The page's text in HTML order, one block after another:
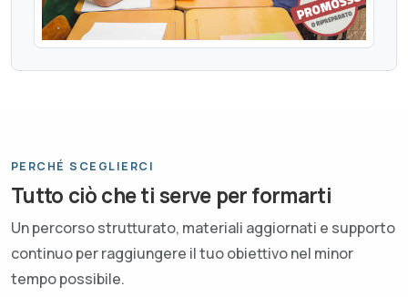
PERCHÉ SCEGLIERCI
Tutto ciò che ti serve per formarti
Un percorso strutturato, materiali aggiornati e supporto
continuo per raggiungere il tuo obiettivo nel minor
tempo possibile.